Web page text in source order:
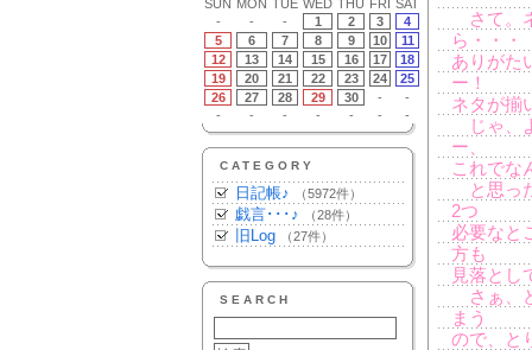
SUN MON TUE WED THU FRI SAT
-
- - 1 2 3
4
5
6 7 8 9 10
11
12
13 14 15 16 17
18
19
20 21 22 23 24
25
26
27 28 29 30 -
-
-
- - - - - -
CATEGORY
日記帳♪ （5972件）
戯言･･･♪ （28件）
旧Log （27件）
SEARCH
さて。
ら・・・
ありがた
ー！
ネタが揃
じゃ、
ー、
これでな
と思っ
2つ
必要なと
方も
見落とし
さぁ、
まう
ので、と